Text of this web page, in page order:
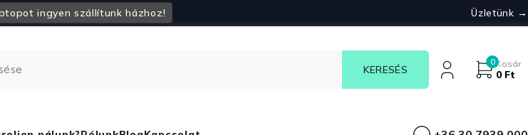
ingyen szállítunk házhoz! Üzletünk →
0Kosár
0 Ft